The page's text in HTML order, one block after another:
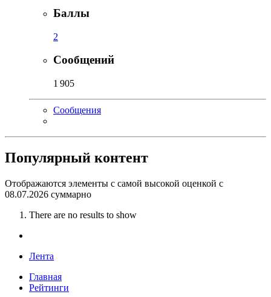
Баллы
2
Сообщений
1 905
Сообщения
Популярный контент
Отображаются элементы с самой высокой оценкой с
08.07.2026 суммарно
There are no results to show
Лента
Главная
Рейтинги